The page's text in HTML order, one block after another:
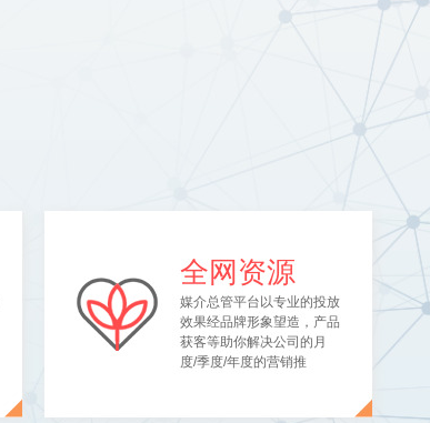
全网资源
媒介总管平台以专业的投放
效果经品牌形象望造，产品
获客等助你解决公司的月
度/季度/年度的营销推